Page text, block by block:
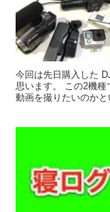
今回は先日購入した
思います。 この2機
動画を撮りたいのか